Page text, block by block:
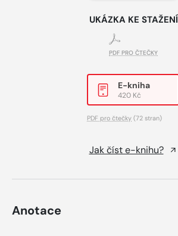
UKÁZKA KE STAŽENÍ
PDF PRO ČTEČKY
E-kniha
420 Kč
PDF pro čtečky (72 stran)
Jak číst e-knihu?
Anotace